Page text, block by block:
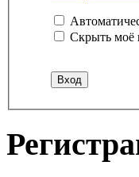
Скрыть моё